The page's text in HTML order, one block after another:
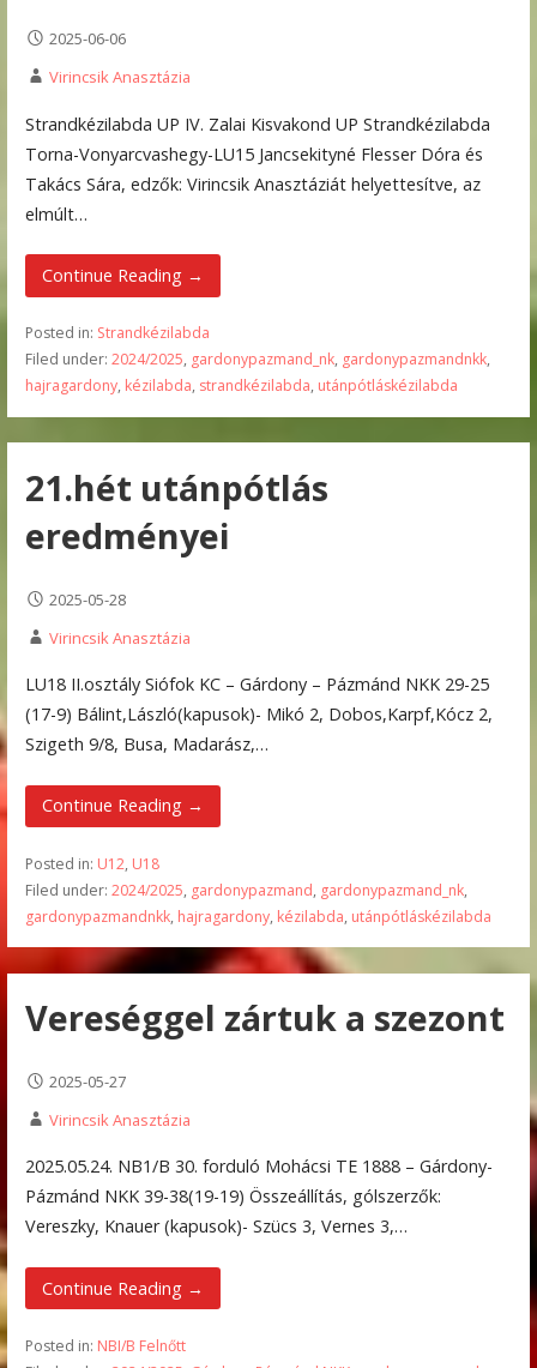
2025-06-06
Virincsik Anasztázia
Strandkézilabda UP IV. Zalai Kisvakond UP Strandkézilabda
Torna-Vonyarcvashegy-LU15 Jancsekityné Flesser Dóra és
Takács Sára, edzők: Virincsik Anasztáziát helyettesítve, az
elmúlt…
Continue Reading →
Posted in: Strandkézilabda
Filed under: 2024/2025, gardonypazmand_nk, gardonypazmandnkk,
hajragardony, kézilabda, strandkézilabda, utánpótláskézilabda
21.hét utánpótlás
eredményei
2025-05-28
Virincsik Anasztázia
LU18 II.osztály Siófok KC – Gárdony – Pázmánd NKK 29-25
(17-9) Bálint,László(kapusok)- Mikó 2, Dobos,Karpf,Kócz 2,
Szigeth 9/8, Busa, Madarász,…
Continue Reading →
Posted in: U12, U18
Filed under: 2024/2025, gardonypazmand, gardonypazmand_nk,
gardonypazmandnkk, hajragardony, kézilabda, utánpótláskézilabda
Vereséggel zártuk a szezont
2025-05-27
Virincsik Anasztázia
2025.05.24. NB1/B 30. forduló Mohácsi TE 1888 – Gárdony-
Pázmánd NKK 39-38(19-19) Összeállítás, gólszerzők:
Vereszky, Knauer (kapusok)- Szücs 3, Vernes 3,…
Continue Reading →
Posted in: NBI/B Felnőtt